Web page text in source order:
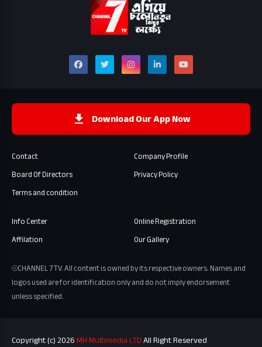
Download Our App Now
Contact
Company Profile
Board Of Directors
Privacy Policy
Terms and condition
Info Center
Online Registration
Affilation
Our Gallery
⦾CHANNEL 7 TV. All content is owned by its respective owners. Names and
logos used are for identification only and do not imply endorsement
unless specified.
Copyright (c) 2026MH Multimedia LTDAll Right Reserved